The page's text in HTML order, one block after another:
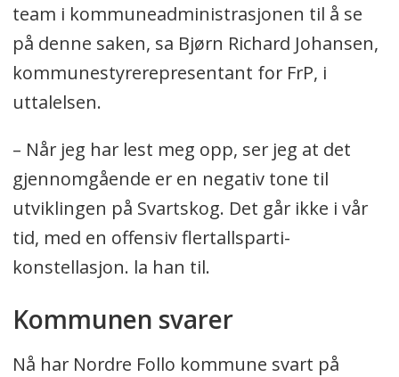
team i kommuneadministrasjonen til å se
på denne saken, sa Bjørn Richard Johansen,
kommunestyrerepresentant for FrP, i
uttalelsen.
– Når jeg har lest meg opp, ser jeg at det
gjennomgående er en negativ tone til
utviklingen på Svartskog. Det går ikke i vår
tid, med en offensiv flertallsparti-
konstellasjon. la han til.
Kommunen svarer
Nå har Nordre Follo kommune svart på